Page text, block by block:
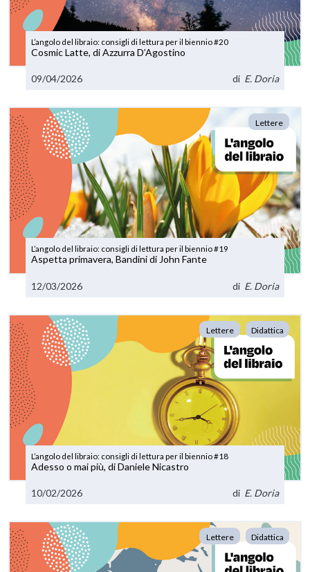
L’angolo del libraio: consigli di lettura per il biennio #20
Cosmic Latte, di Azzurra D’Agostino
09/04/2026 di E. Doria
Lettere
L’angolo del libraio: consigli di lettura per il biennio #19
Aspetta primavera, Bandini di John Fante
12/03/2026 di E. Doria
Lettere Didattica
L’angolo del libraio: consigli di lettura per il biennio #18
Adesso o mai più, di Daniele Nicastro
10/02/2026 di E. Doria
Lettere Didattica